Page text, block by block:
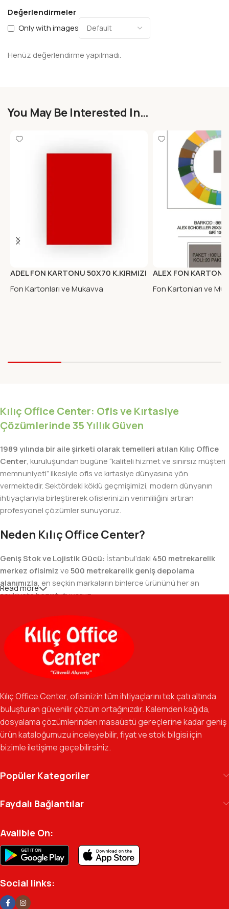
Değerlendirmeler
Only with images
Henüz değerlendirme yapılmadı.
You May Be Interested In…
ADEL FON KARTONU 50X70 K.KIRMIZI
Fon Kartonları ve Mukavva
ALEX FON
Fon Kartonları ve
Kılıç Office Center: Ofis ve Kırtasiye
Çözümlerinde 35 Yıllık Güven
1989 yılında bir aile şirketi olarak temelleri atılan Kılıç Office
Center, kuruluşundan bugüne “kaliteli hizmet ve sınırsız müşteri
memnuniyeti” ilkesiyle ofis ve kırtasiye dünyasına yön
vermektedir. Sektördeki köklü geçmişimizi, modern dünyanın
ihtiyaçlarıyla birleştirerek ofislerinizin verimliliğini artıran
profesyonel çözümler sunuyoruz.
Neden Kılıç Office Center?
Geniş Stok ve Lojistik Gücü: İstanbul’daki 450 metrekarelik
merkez ofisimizve500 metrekarelik geniş depolama
alanımızla, en seçkin markaların binlerce ürününü her an
sevkiyata hazır tutuyoruz.
Geniş Ürün Yelpazesi:Temel kırtasiye malzemelerinden teknik
ofis gereçlerine kadar, iş hayatınızda ihtiyaç duyduğunuz her
şeyi tek bir çatı altında, en uygun fiyat avantajlarıyla bulmanızı
sağlıyoruz.
Özverili Takım Ruhu:İşini tutkuyla yapan, güler yüzlü ve çözüm
güvenilir bir yol arkadaşı olmayı hedefliyoruz.
Gelecek Vizyonu:Kurumsal kimliğimizi yeni iş birlikleri ve global
markalarla güçlendirerek, Türkiye genelinde müşteri ağımızı her
geçen gün büyütmeye devam ediyoruz.
Kılıç Office Center
arşivinizdeki dosyaya kadar her detayda yanınızda.
Ofisinizin enerjisini ve verimliliğini artırmak için
profesyonel kadromuzla hizmetinizdeyiz.
Read more
Kılıç Office Center, ofisinizin tüm ihtiyaçlarını tek çatı altında
buluşturan güvenilir çözüm ortağınızdır. Kalemden kağıda,
dosyalama çözümlerinden masaüstü gereçlerine kadar geniş
ürün kataloğumuzu inceleyebilir, fiyat ve stok bilgisi için
bizimle iletişime geçebilirsiniz.
Popüler Kategoriler
Faydalı Bağlantılar
Avalible On:
Social links: